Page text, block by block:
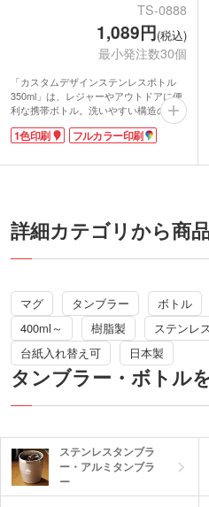
TS-0888
1,089円(税込)
最小発注数30個
「カスタムデザインステンレスボトル
350ml」は、レジャーやアウトドアに便
利な携帯ボトル。洗いやすい構造のステ
ンレス製で、いつも清潔に使えます。自
由に入れ替えられるボトル台紙は、お好
ることが可能。オリジナルデザインのボ
1色印刷 フルカラー印刷
詳細カテゴリから商
マグ タンブラー ボトル
400ml～
樹脂製 ステンレ
台紙入れ替え可
日本製
タンブラー・ボトル
ステンレスタンブラ
ー・アルミタンブラ
ー